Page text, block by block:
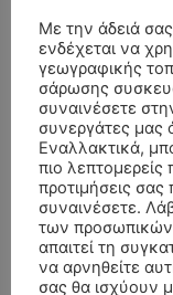
ΣΥΛΛΥΠΗΤΗΡΙΑ
Αλέξανδρος Σέρβοςεπί
ΧΑΡΑΛΑΜΠΟΣ
ΧΡΙΣΤΙΝΑεπίΚΗΔΕΙΑ –
Με την άδειά
ενδέχεται να
γεωγραφικής
σάρωσης
συναινέσετε
συνεργάτες μας
Εναλλακτικά,
πιο λεπτομερείς
προτιμήσεις σας
συναινέσετε.
των προσωπικών
απαιτεί τη
να αρνηθείτε
σας θα ισχύουν